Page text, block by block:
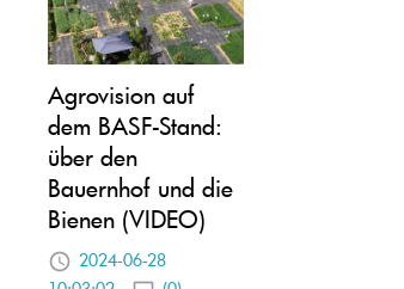
Agrovision auf
dem BASF-Stand:
über den
Bauernhof und die
Bienen (VIDEO)
2024-06-28